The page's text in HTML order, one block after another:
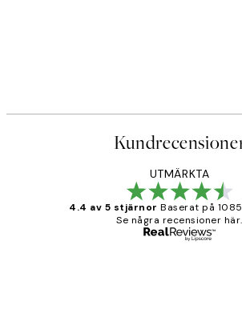
UTMÄRKTA
4.4 av 5 stjärnor Baserat på
Se några recensioner här.